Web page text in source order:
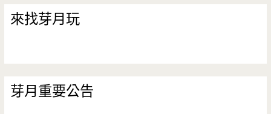
來找芽月玩
芽月重要公告